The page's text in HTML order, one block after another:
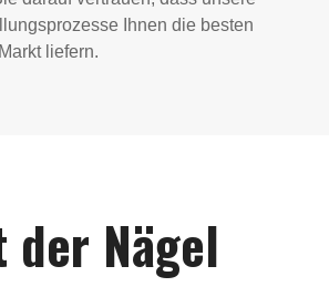
Ihnen die besten
liefern.
der Nägel